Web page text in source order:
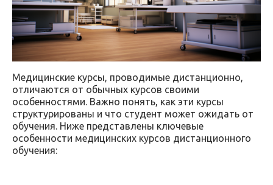
Медицинские курсы, проводимые дистанционно,
отличаются от обычных курсов своими
особенностями. Важно понять, как эти курсы
структурированы и что студент может ожидать от
обучения. Ниже представлены ключевые
особенности медицинских курсов дистанционного
обучения: